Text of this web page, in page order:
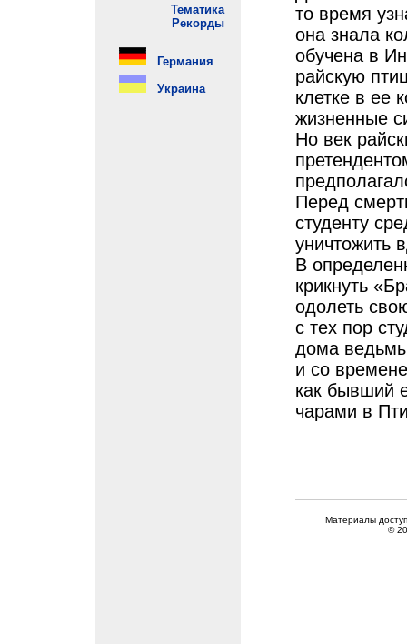
то время
она знала
обучена в
райскую
клетке в ее
жизненные
Но век
Перед
студенту
уничтожить
В
крикнуть
одолеть
с тех пор
дома ведьмы
и со
как бывший
чарами в